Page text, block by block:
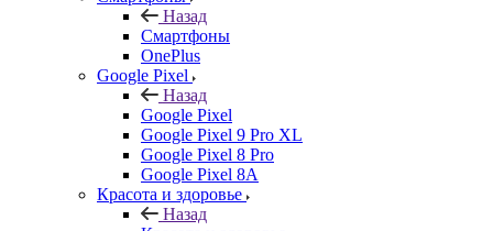
Назад
Смартфоны
OnePlus
Google Pixel
Назад
Google Pixel
Google Pixel 9 Pro XL
Google Pixel 8 Pro
Google Pixel 8A
Красота и здоровье
Назад